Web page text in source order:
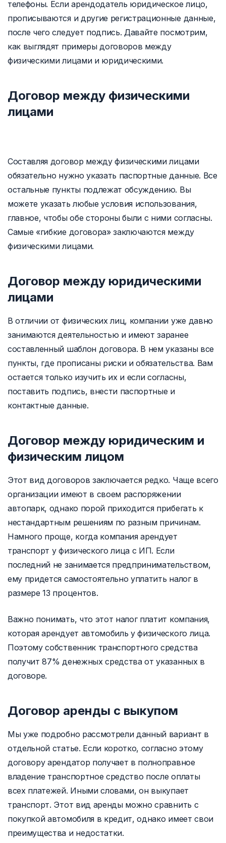
телефоны. Если арендодатель юридическое лицо,
прописываются и другие регистрационные данные,
после чего следует подпись. Давайте посмотрим,
как выглядят примеры договоров между
физическими лицами и юридическими.
Договор между физическими
лицами
Составляя договор между физическими лицами
обязательно нужно указать паспортные данные. Все
остальные пункты подлежат обсуждению. Вы
можете указать любые условия использования,
главное, чтобы обе стороны были с ними согласны.
Самые «гибкие договора» заключаются между
физическими лицами.
Договор между юридическими
лицами
В отличии от физических лиц, компании уже давно
занимаются деятельностью и имеют заранее
составленный шаблон договора. В нем указаны все
пункты, где прописаны риски и обязательства. Вам
остается только изучить их и если согласны,
поставить подпись, внести паспортные и
контактные данные.
Договор между юридическим и
физическим лицом
Этот вид договоров заключается редко. Чаще всего
организации имеют в своем распоряжении
автопарк, однако порой приходится прибегать к
нестандартным решениям по разным причинам.
Намного проще, когда компания арендует
транспорт у физического лица с ИП. Если
последний не занимается предпринимательством,
ему придется самостоятельно уплатить налог в
размере 13 процентов.
Важно понимать, что этот налог платит компания,
которая арендует автомобиль у физического лица.
Поэтому собственник транспортного средства
получит 87% денежных средства от указанных в
договоре.
Договор аренды с выкупом
Мы уже подробно рассмотрели данный вариант в
отдельной статье. Если коротко, согласно этому
договору арендатор получает в полноправное
владение транспортное средство после оплаты
всех платежей. Иными словами, он выкупает
транспорт. Этот вид аренды можно сравнить с
покупкой автомобиля в кредит, однако имеет свои
преимущества и недостатки.